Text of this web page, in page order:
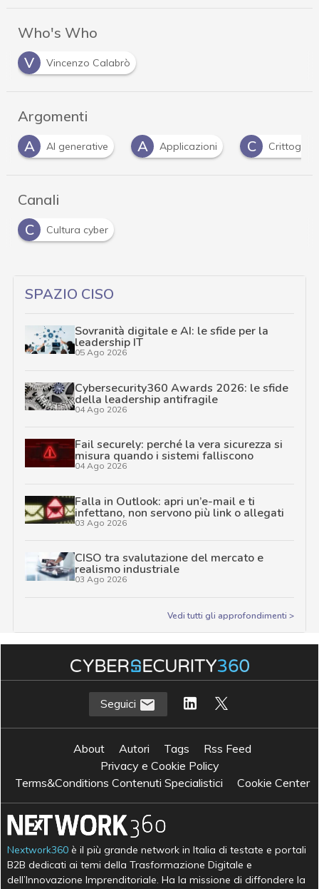
Who's Who
V
Vincenzo Calabrò
Argomenti
A
AI generative A Applicazioni C
Canali
C
Cultura cyber
SPAZIO CISO
Sovranità digitale e AI: le sfide per la
leadership IT
05 Ago 2026
Cybersecurity360 Awards 2026: le sfide
della leadership antifragile
04 Ago 2026
Fail securely: perché la vera sicurezza si
misura quando i sistemi falliscono
04 Ago 2026
Falla in Outlook: apri un’e-mail e ti
infettano, non servono più link o allegati
03 Ago 2026
CISO tra svalutazione del mercato e
realismo industriale
03 Ago 2026
Vedi tutti gli approfondimenti >
Seguici
About Autori Tags
Rss Feed
Privacy e Cookie Policy
Terms&Conditions Contenuti Specialistici
Cookie Center
Nextwork360 è il più grande network in Italia di testate e portali
B2B dedicati ai temi della Trasformazione Digitale e
dell’Innovazione Imprenditoriale. Ha la missione di diffondere la